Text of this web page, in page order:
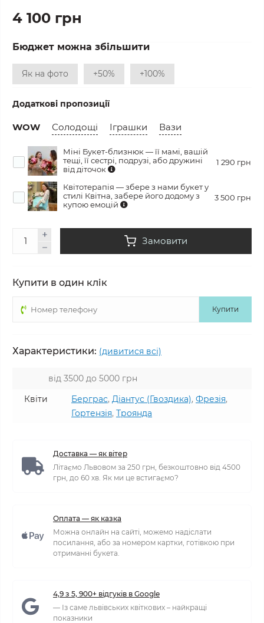
4 100 грн
Бюджет можна збільшити
Як на фото +50% +100%
Додаткові пропозиції
WOW Солодощі Іграшки Вази
Міні Букет-близнюк — її мамі, вашій
тещі, її сестрі, подрузі, або дружині
від діточок
1 290 грн
Квітотерапія — збере з нами букет у
стилі Квітна, забере його додому з
купою емоцій
3 500 грн
Замовити
Купити в один клік
Купити
Характеристики: (дивитися всі)
від 3500 до 5000 грн
Квіти
Берграс, Діантус (Гвоздика), Фрезія,
Гортензія, Троянда
Доставка — як вітер
Літаємо Львовом за 250 грн, безкоштовно від 4500
грн, до 60 хв. Як ми це встигаємо?
Оплата — як казка
Можна онлайн на сайті, можемо надіслати
посилання, або за номером картки, готівкою при
отриманні букета.
4,9 з 5, 900+ відгуків в Google
— Із саме львівських квіткових – найкращі
показники